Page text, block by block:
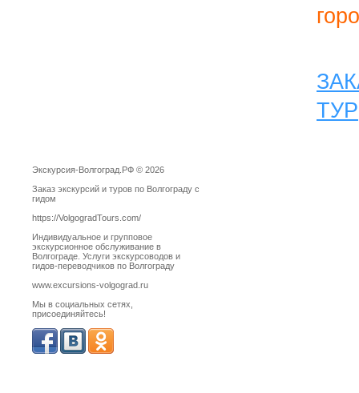
ТУР
Экскурсия-Волгоград.РФ © 2026
Заказ экскурсий и туров по Волгограду с
гидом
https://VolgogradTours.com/
Индивидуальное и групповое
экскурсионное обслуживание в
Волгограде. Услуги экскурсоводов и
гидов-переводчиков по Волгограду
www.excursions-volgograd.ru
Мы в социальных сетях,
присоединяйтесь!